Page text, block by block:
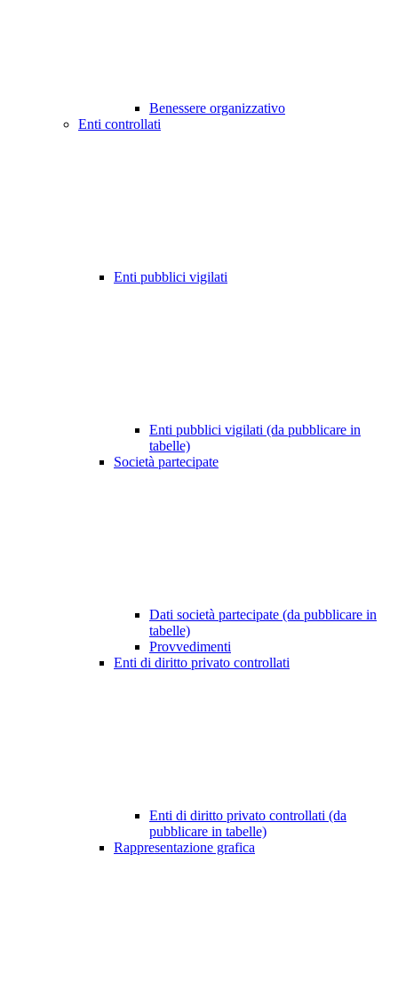
Benessere organizzativo
Enti controllati
Enti pubblici vigilati
Enti pubblici vigilati (da pubblicare in
tabelle)
Società partecipate
Dati società partecipate (da pubblicare in
tabelle)
Provvedimenti
Enti di diritto privato controllati
Enti di diritto privato controllati (da
pubblicare in tabelle)
Rappresentazione grafica